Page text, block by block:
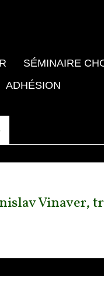
SÉMINAIRE
ADHÉSION
Vinaver,